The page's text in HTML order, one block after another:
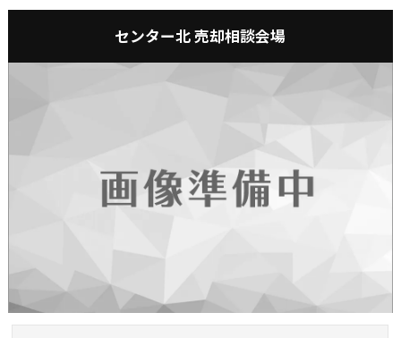
センター北 売却相談会場